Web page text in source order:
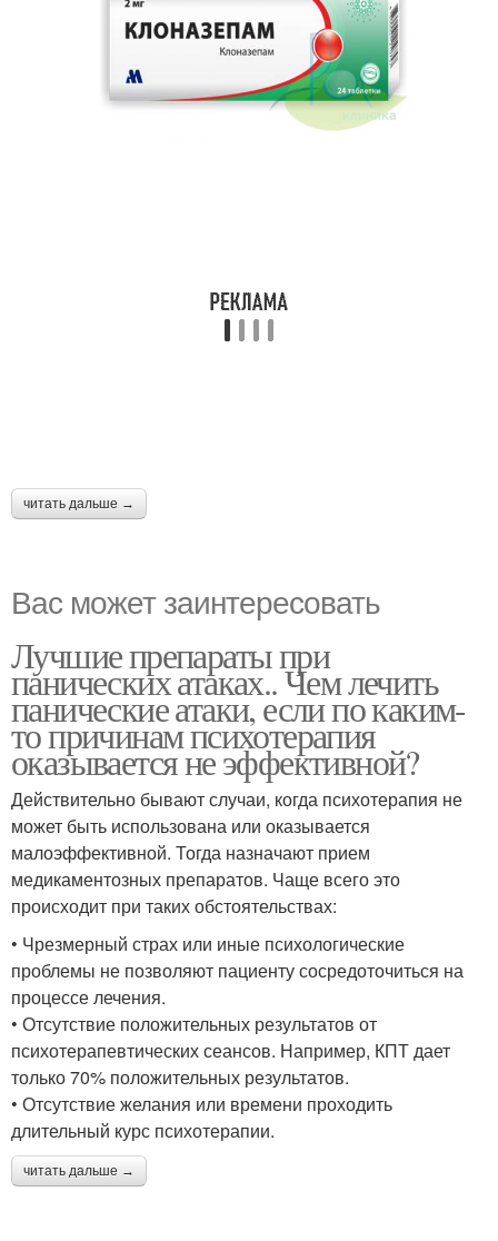
читать дальше →
Вас может заинтересовать
Лучшие препараты при
панических атаках.. Чем лечить
панические атаки, если по каким-
то причинам психотерапия
оказывается не эффективной?
Действительно бывают случаи, когда психотерапия не
может быть использована или оказывается
малоэффективной. Тогда назначают прием
медикаментозных препаратов. Чаще всего это
происходит при таких обстоятельствах:
• Чрезмерный страх или иные психологические
проблемы не позволяют пациенту сосредоточиться на
процессе лечения.
• Отсутствие положительных результатов от
психотерапевтических сеансов. Например, КПТ дает
только 70% положительных результатов.
• Отсутствие желания или времени проходить
длительный курс психотерапии.
читать дальше →